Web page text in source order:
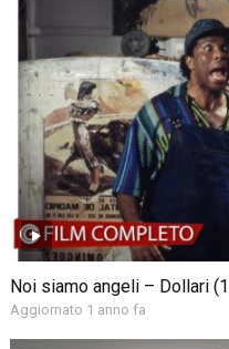
Noi siamo angeli – Dollari
Aggiornato 1 anno fa